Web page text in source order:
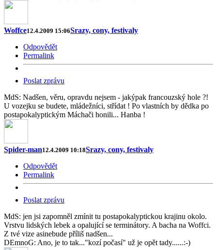
Woffce12.4.2009 15:06Srazy, cony, festivaly
Odpovědět
Permalink
Poslat zprávu
MdS: Nadšen, věru, opravdu nejsem - jakýpak francouzský hole ?!
U vozejku se budete, mládežníci, střídat ! Po vlastních by dědka po
postapokalyptickým Máchači honili... Hanba !
Spider-man12.4.2009 10:18Srazy, cony, festivaly
Odpovědět
Permalink
Poslat zprávu
MdS: jen jsi zapomněl zmínit tu postapokalyptickou krajinu okolo.
Vrstvu lidských lebek a opalující se terminátory. A bacha na Woffci.
Z tvé vize asinebude příliš nadšen...
DEmnoG: Ano, je to tak..."kozí počasí" už je opět tady......:-)